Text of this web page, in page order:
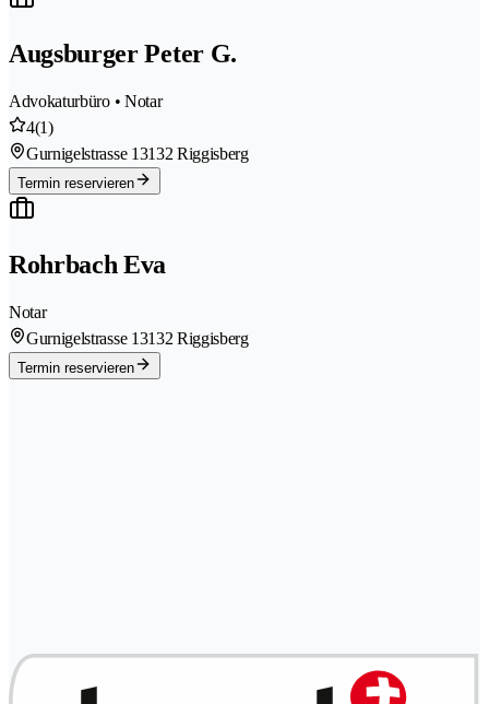
Augsburger Peter G.
Advokaturbüro • Notar
4(1)
Gurnigelstrasse 13132 Riggisberg
Termin reservieren
Rohrbach Eva
Notar
Gurnigelstrasse 13132 Riggisberg
Termin reservieren